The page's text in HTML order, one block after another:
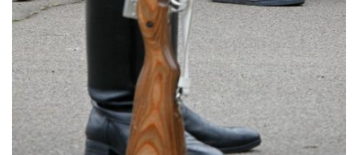
ค้นหา